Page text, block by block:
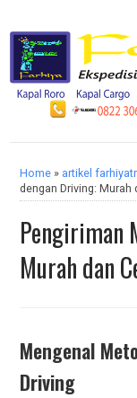
Home» artikel
dengan Driving: Murah
Pengiriman
Murah dan
Mengenal
Driving